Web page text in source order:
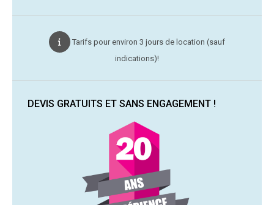
Tarifs pour environ 3 jours de location (sauf
indications)!
DEVIS GRATUITS ET SANS ENGAGEMENT !